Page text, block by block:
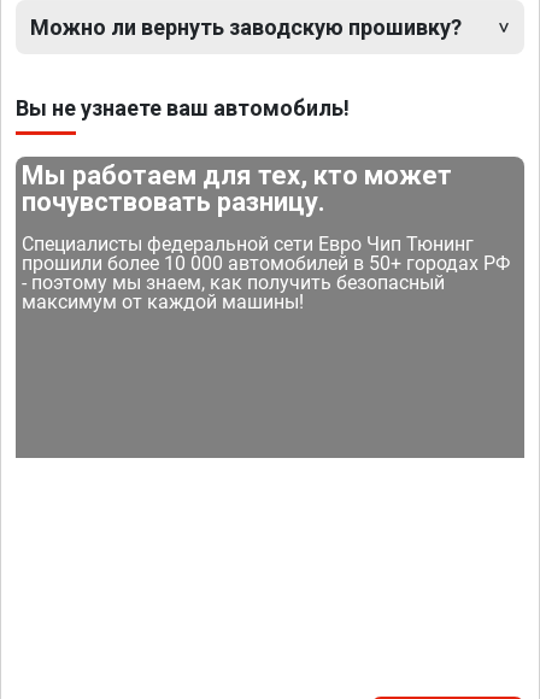
Можно ли вернуть заводскую прошивку?
Вы не узнаете ваш автомобиль!
Мы работаем для тех, кто может
почувствовать разницу.
Специалисты федеральной сети Евро Чип Тюнинг
прошили более 10 000 автомобилей в 50+ городах РФ
- поэтому мы знаем, как получить безопасный
максимум от каждой машины!